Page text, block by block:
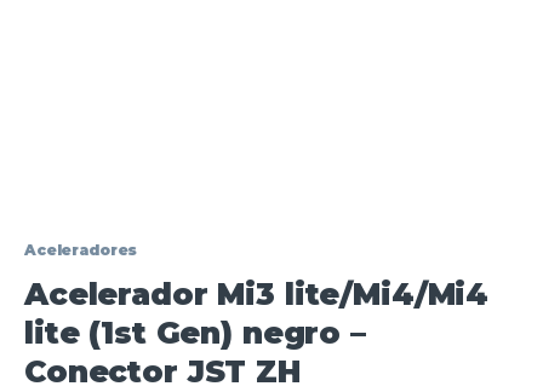
Aceleradores
Acelerador Mi3 lite/Mi4/Mi4
lite (1st Gen) negro –
Conector JST ZH